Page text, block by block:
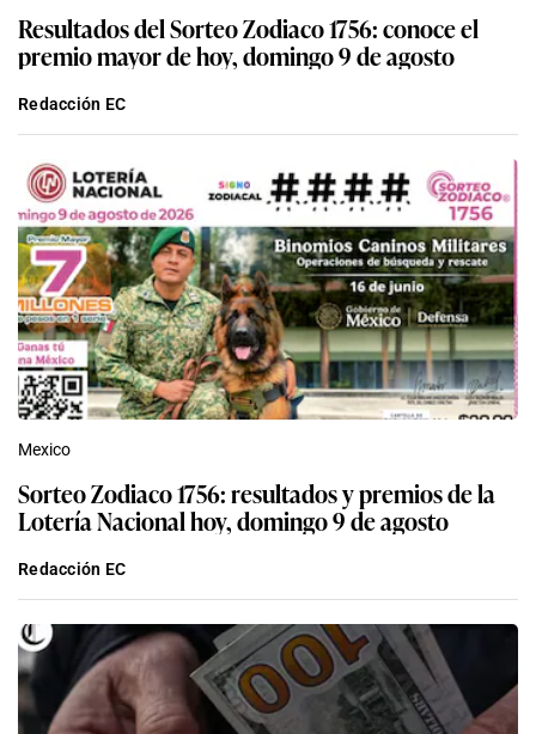
Resultados del Sorteo Zodiaco 1756: conoce el
premio mayor de hoy, domingo 9 de agosto
Redacción EC
Mexico
Sorteo Zodiaco 1756: resultados y premios de la
Lotería Nacional hoy, domingo 9 de agosto
Redacción EC